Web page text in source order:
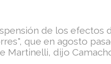
de los efectos
que en agosto
Martinelli, dijo